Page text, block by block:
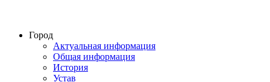
Город
Актуальная информация
Общая информация
История
Устав